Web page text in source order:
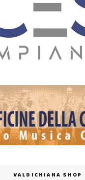
VALDICHIANA SHOP